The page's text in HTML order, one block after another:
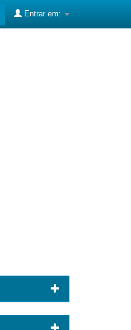
Entrar em: